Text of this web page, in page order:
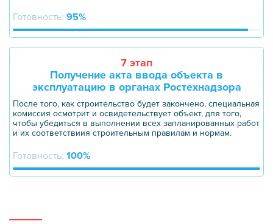
Готовность: 95%
7 этап
Получение акта ввода объекта в
эксплуатацию в органах Ростехнадзора
После того, как строительство будет закончено, специальная
комиссия осмотрит и освидетельствует объект, для того,
чтобы убедиться в выполнении всех запланированных работ
и их соответствиия строительным правилам и нормам.
Готовность: 100%